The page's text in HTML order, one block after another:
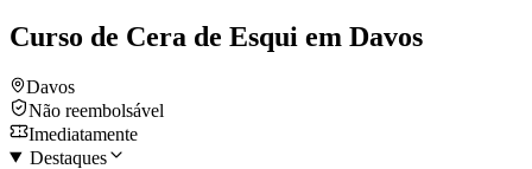
Curso de Cera de Esqui em Davos
Davos
Não reembolsável
Imediatamente
Destaques